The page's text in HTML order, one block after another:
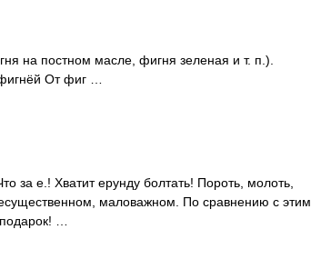
на постном масле, фигня зеленая и т. п.).
От фиг …
за е.! Хватит ерунду болтать! Пороть, молоть,
маловажном. По сравнению с этим
…